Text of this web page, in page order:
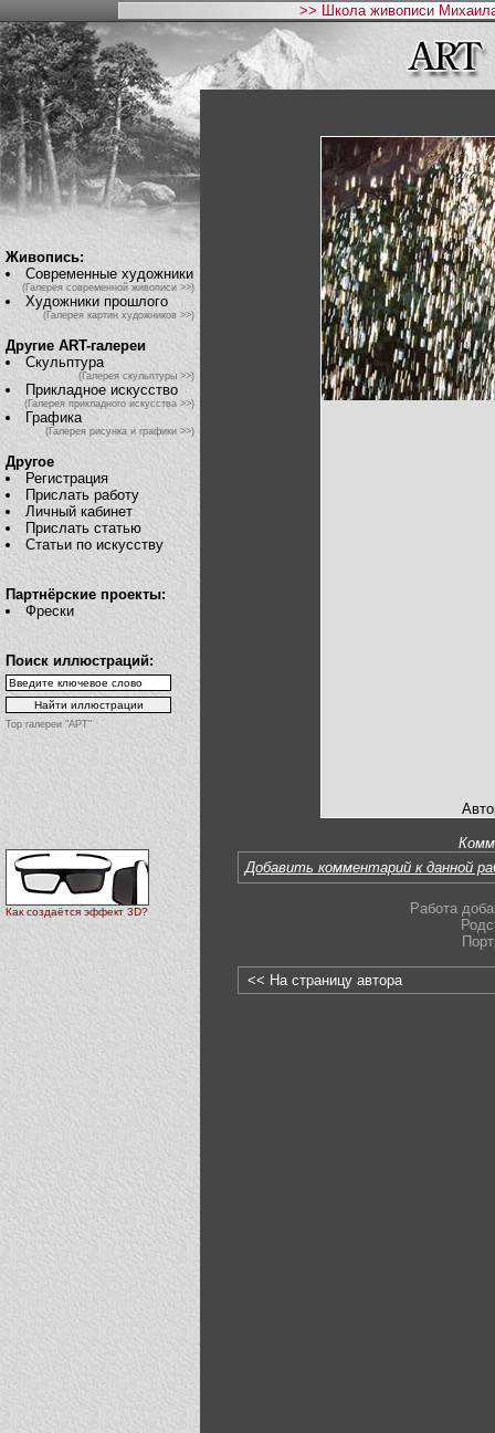
>> Школа живописи
Живопись:
Современные художники
(Галерея современной живописи >>)
Художники прошлого
(Галерея картин художников >>)
Другие ART-галереи
Скульптура
(Галерея скульптуры >>)
Прикладное искусство
(Галерея прикладного искусства >>)
Графика
(Галерея рисунка и графики >>)
Другое
Регистрация
Прислать работу
Личный кабинет
Прислать статью
Статьи по искусству
Партнёрские проекты:
Фрески
Поиск иллюстраций:
Top галереи "АРТ"
Как создаётся эффект 3D?
Добавить комментарий к данной
Работа
<< На страницу автора